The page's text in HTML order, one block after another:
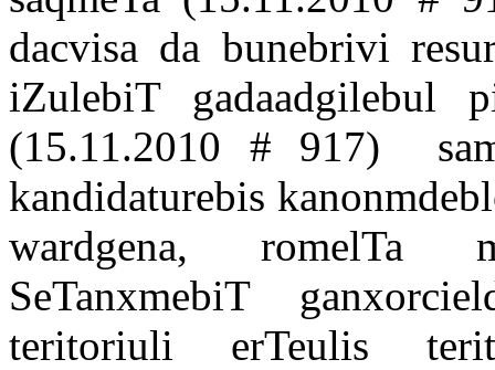
dacvisa da bunebrivi
iZulebiT gadaadgilebul
(15.11.2010 # 917)
kandidaturebis
wardgena, romelTa
SeTanxmebiT
teritoriuli erTeulis